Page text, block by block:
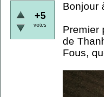
+5
votes
Bonjour
Premier
de
Fous,